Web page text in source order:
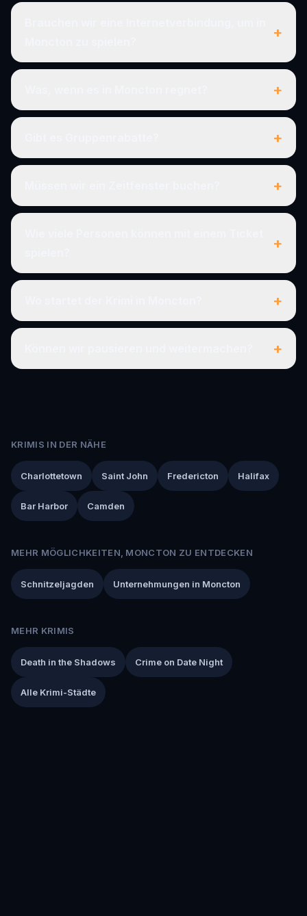
+
+
+
+
+
+
+
KRIMIS IN DER NÄHE
Charlottetown Saint John Fredericton Halifax
Bar Harbor Camden
MEHR MÖGLICHKEITEN, MONCTON ZU ENTDECKEN
Schnitzeljagden Unternehmungen in Moncton
MEHR KRIMIS
Death in the Shadows Crime on Date Night
Alle Krimi-Städte